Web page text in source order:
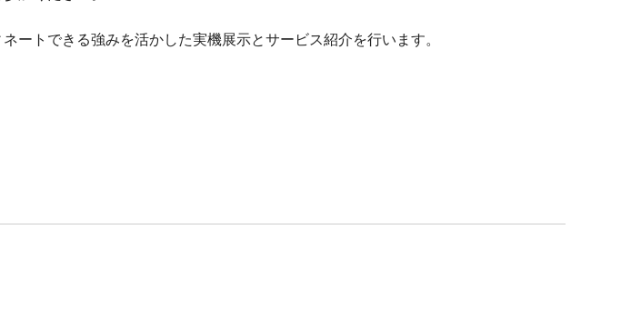
ートできる強みを活かした実機展示とサービス紹介を行います。